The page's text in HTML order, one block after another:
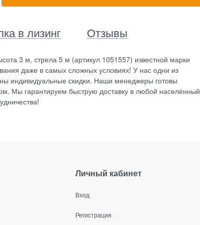
в лизинг Отзывы
3 м, стрела 5 м (артикул 1051557) известной марки
даже в самых сложных условиях! У нас одни из
индивидуальные скидки. Наши менеджеры готовы
Мы гарантируем быструю доставку в любой населённый
Личный кабинет
Вход
Регистрация